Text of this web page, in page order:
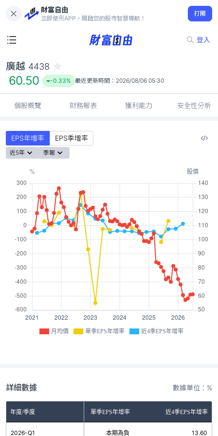
財富自由
立即使用APP，開啟您的股市智慧導航！
打開
登入
60.50
-0.33%
廣越 4438
60.50 -0.33% 最近更新時間： 2026/08/06 05:30
個股概覽 財務報表 獲利能力 安全性分析
EPS年增率 EPS季增率
近5年 季報
月均價 單季EPS年增率 近4季EPS年增率
詳細數據 數據單位：%
年度/季度 單季EPS年增率 近4季EPS年增率
2026-Q1 本期為負 13.60